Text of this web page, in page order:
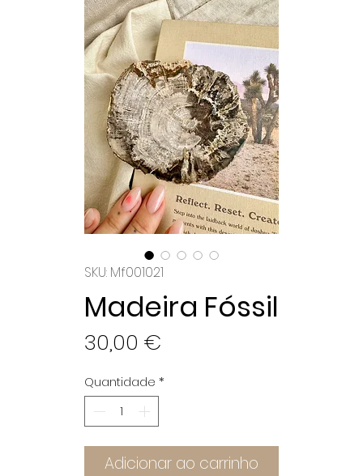
SKU: Mf001021
Madeira Fóssil
30,00 €
Quantidade *
Adicionar ao carrinho